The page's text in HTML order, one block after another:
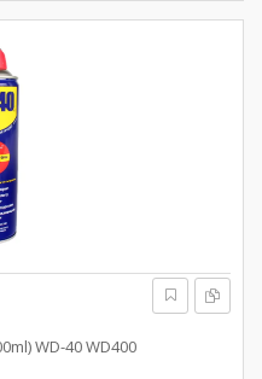
WD-40 WD400